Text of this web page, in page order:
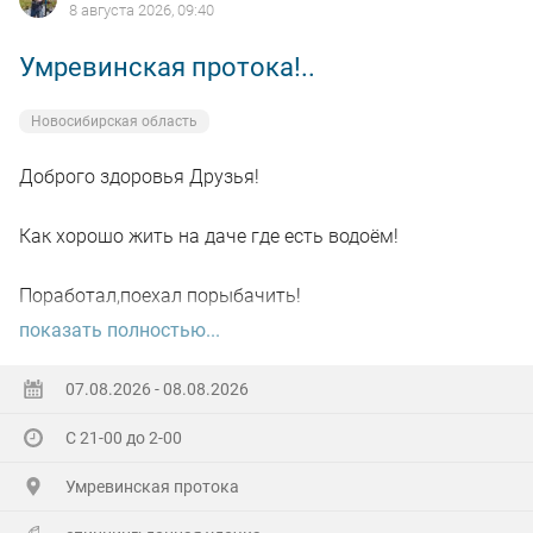
8 августа 2026, 09:40
Умревинская протока!..
Новосибирская область
Доброго здоровья Друзья!
Как хорошо жить на даче где есть водоём!
Поработал,поехал порыбачить!
поработал"цирюльником" 😂в теплицах!
А вечером захотелось повторить предыдущее "ночное
рандеву"!
показать полностью...
07.08.2026 - 08.08.2026
С 21-00 до 2-00
Умревинская протока